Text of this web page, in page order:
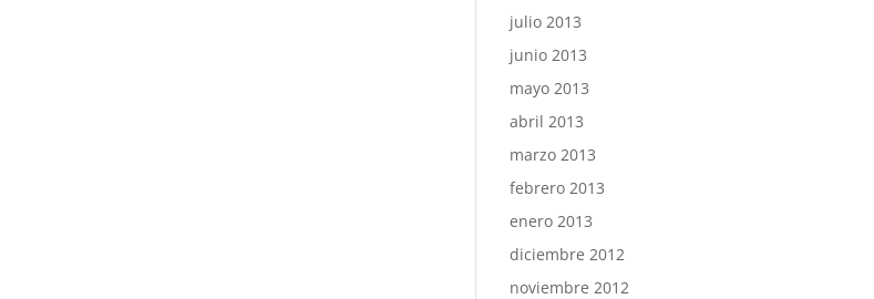
julio 2013
junio 2013
mayo 2013
abril 2013
marzo 2013
febrero 2013
enero 2013
diciembre 2012
noviembre 2012